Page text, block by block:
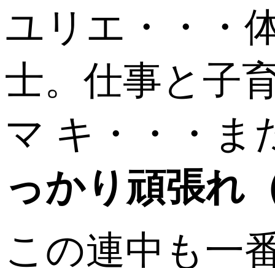
ユリエ・・・
士。仕事と子
マ キ・・・ま
っかり頑張れ
この連中も一